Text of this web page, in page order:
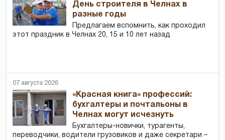
День строителя в Челнах в
разные годы
Предлагаем вспомнить, как проходил
этот праздник в Челнах 20, 15 и 10 лет назад
07 августа 2026
«Красная книга» профессий:
бухгалтеры и почтальоны в
Челнах могут исчезнуть
Бухгалтеры-новички, тур­агенты,
переводчики, водители грузовиков и даже секретари –